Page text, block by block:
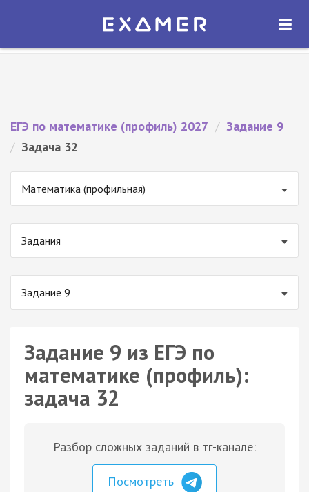
Экзамер — ЕГЭ 2027
ОТКРЫТЬ
ЕГЭ по математике (профиль) 2027 / Задание 9
/ Задача 32
Математика (профильная)
Задания
Задание 9
Задание 9 из ЕГЭ по
математике (профиль):
задача 32
Разбор сложных заданий в тг-канале:
Посмотреть